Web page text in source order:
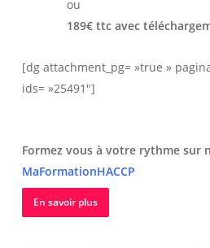
ou
189€ ttc avec
[dg attachment_pg= »true »
ids= »25491″]
Formez vous à votre rythme sur
MaFormationHACCP
En savoir plus